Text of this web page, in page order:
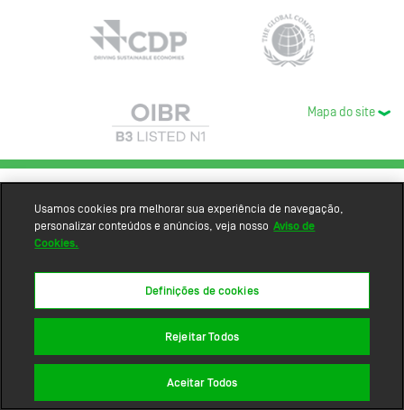
Mapa do site
Usamos cookies pra melhorar sua experiência de navegação,
personalizar conteúdos e anúncios, veja nosso Aviso de
Cookies.
Definições de cookies
Rejeitar Todos
Aceitar Todos